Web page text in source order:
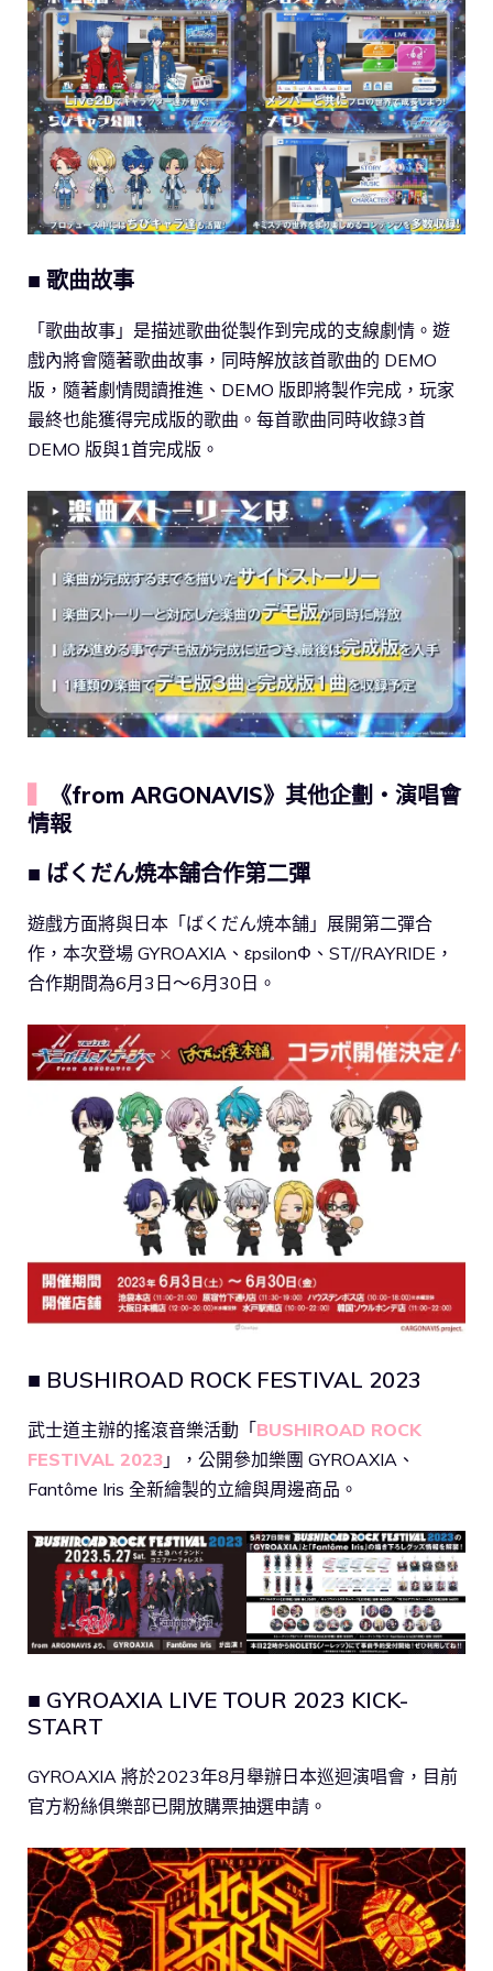
■ 歌曲故事
「歌曲故事」是描述歌曲從製作到完成的支線劇情。遊
戲內將會隨著歌曲故事，同時解放該首歌曲的 DEMO
版，隨著劇情閱讀推進、DEMO 版即將製作完成，玩家
最終也能獲得完成版的歌曲。每首歌曲同時收錄3首
DEMO 版與1首完成版。
《from ARGONAVIS》其他企劃・演唱會
情報
■ ばくだん焼本舗合作第二彈
遊戲方面將與日本「ばくだん焼本舗」展開第二彈合
作，本次登場 GYROAXIA、εpsilonΦ、ST//RAYRIDE，
合作期間為6月3日～6月30日。
■ BUSHIROAD ROCK FESTIVAL 2023
武士道主辦的搖滾音樂活動「BUSHIROAD ROCK
FESTIVAL 2023 」，公開參加樂團 GYROAXIA、
Fantôme Iris 全新繪製的立繪與周邊商品。
■ GYROAXIA LIVE TOUR 2023 KICK-
START
GYROAXIA 將於2023年8月舉辦日本巡迴演唱會，目前
官方粉絲俱樂部已開放購票抽選申請。